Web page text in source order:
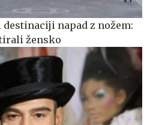
napad z nožem:
žensko